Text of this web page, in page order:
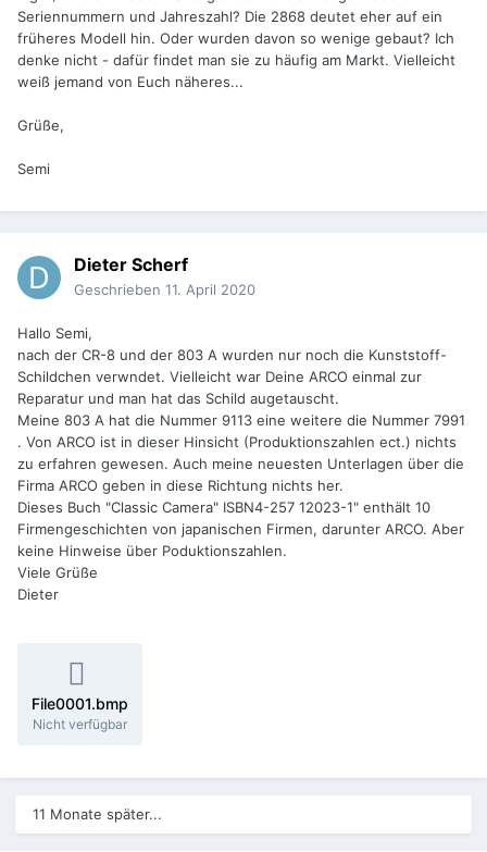
Seriennummern und Jahreszahl? Die 2868 deutet eher auf ein
früheres Modell hin. Oder wurden davon so wenige gebaut? Ich
denke nicht - dafür findet man sie zu häufig am Markt. Vielleicht
weiß jemand von Euch näheres...
Grüße,
Semi
Dieter Scherf
Geschrieben 11. April 2020
Hallo Semi,
nach der CR-8 und der 803 A wurden nur noch die Kunststoff-
Schildchen verwndet. Vielleicht war Deine ARCO einmal zur
Reparatur und man hat das Schild augetauscht.
Meine 803 A hat die Nummer 9113 eine weitere die Nummer 7991
. Von ARCO ist in dieser Hinsicht (Produktionszahlen ect.) nichts
zu erfahren gewesen. Auch meine neuesten Unterlagen über die
Firma ARCO geben in diese Richtung nichts her.
Dieses Buch "Classic Camera" ISBN4-257 12023-1" enthält 10
Firmengeschichten von japanischen Firmen, darunter ARCO. Aber
keine Hinweise über Poduktionszahlen.
Viele Grüße
Dieter
File0001.bmp
Nicht verfügbar
11 Monate später...